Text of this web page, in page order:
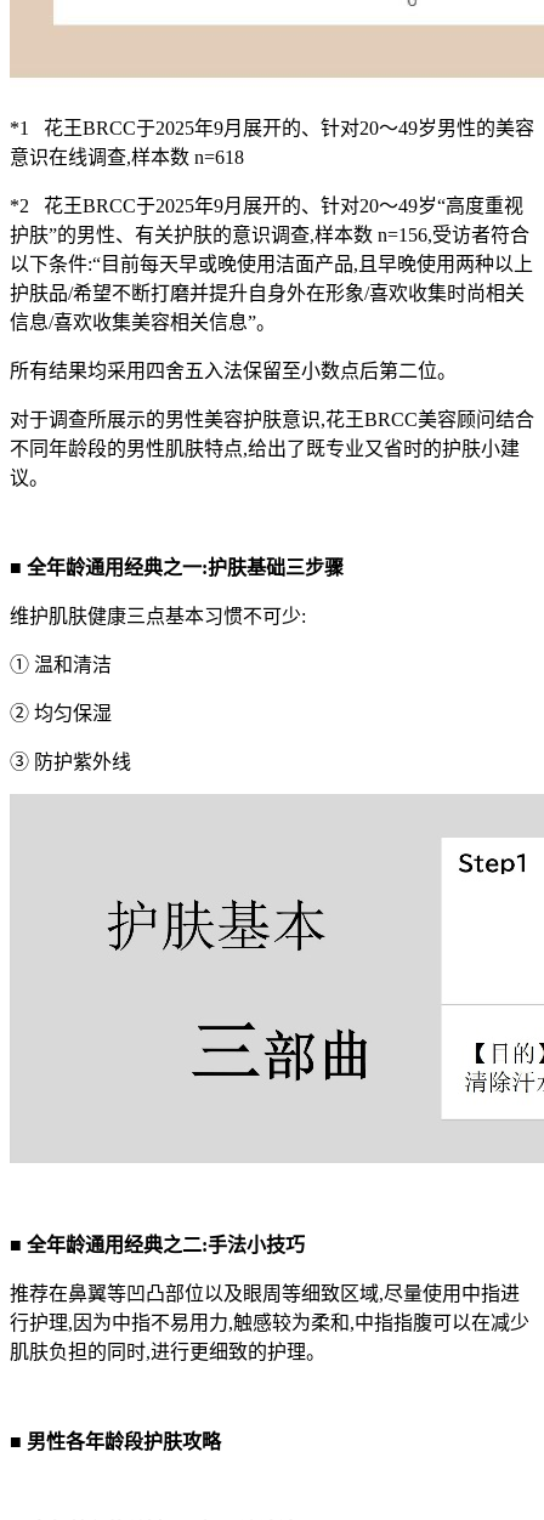
*1 花王BRCC于2025年9月展开的、针对20～49岁男性的美容
意识在线调查,样本数 n=618
*2 花王BRCC于2025年9月展开的、针对20～49岁“高度重视
护肤”的男性、有关护肤的意识调查,样本数 n=156,受访者符合
以下条件:“目前每天早或晚使用洁面产品,且早晚使用两种以上
护肤品/希望不断打磨并提升自身外在形象/喜欢收集时尚相关
信息/喜欢收集美容相关信息”。
所有结果均采用四舍五入法保留至小数点后第二位。
对于调查所展示的男性美容护肤意识,花王BRCC美容顾问结合
不同年龄段的男性肌肤特点,给出了既专业又省时的护肤小建
议。
■ 全年龄通用经典之一:护肤基础三步骤
维护肌肤健康三点基本习惯不可少:
① 温和清洁
② 均匀保湿
③ 防护紫外线
■ 全年龄通用经典之二:手法小技巧
推荐在鼻翼等凹凸部位以及眼周等细致区域,尽量使用中指进
行护理,因为中指不易用力,触感较为柔和,中指指腹可以在减少
肌肤负担的同时,进行更细致的护理。
■ 男性各年龄段护肤攻略